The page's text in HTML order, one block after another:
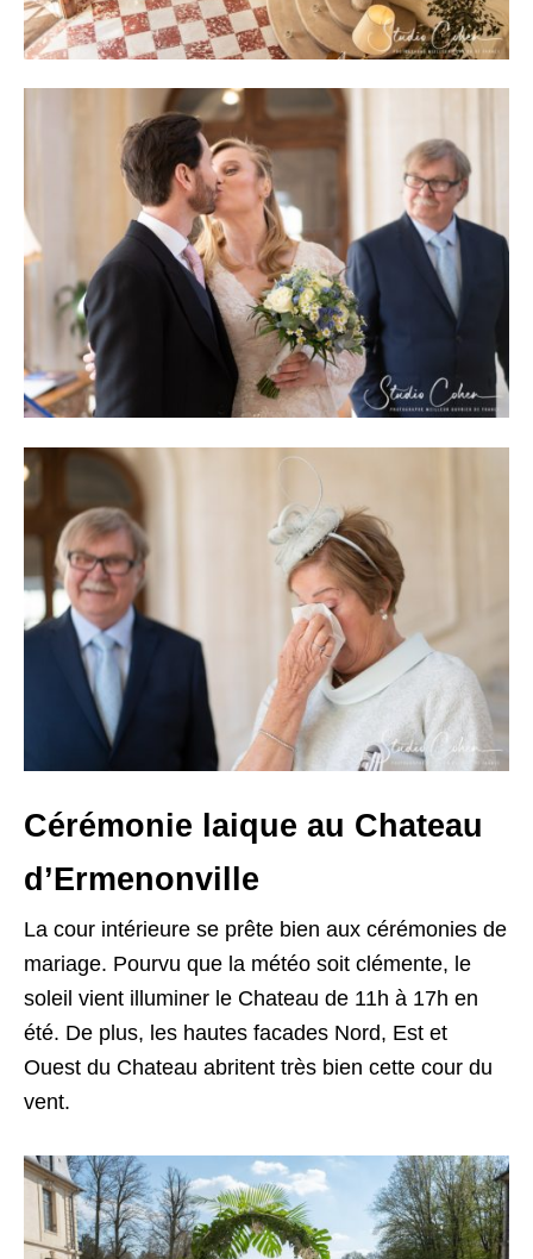
Cérémonie laique au Chateau
d’Ermenonville
La cour intérieure se prête bien aux cérémonies de
mariage. Pourvu que la météo soit clémente, le
soleil vient illuminer le Chateau de 11h à 17h en
été. De plus, les hautes facades Nord, Est et
Ouest du Chateau abritent très bien cette cour du
vent.